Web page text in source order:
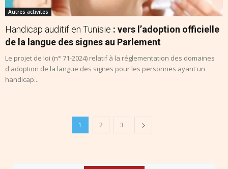
Autres activites
Handicap auditif en Tunisie : vers l’adoption officielle
de la langue des signes au Parlement
Le projet de loi (n° 71-2024) relatif à la réglementation des domaines
d'adoption de la langue des signes pour les personnes ayant un
handicap...
1 2 3